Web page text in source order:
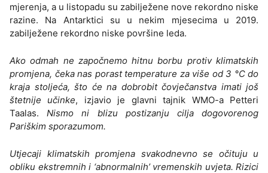
mjerenja, a u listopadu su zabilježene nove rekordno niske
razine. Na Antarktici su u nekim mjesecima u 2019.
zabilježene rekordno niske površine leda.
Ako odmah ne započnemo hitnu borbu protiv klimatskih
promjena, čeka nas porast temperature za više od 3 °C do
kraja stoljeća, što će na dobrobit čovječanstva imati još
štetnije učinke, izjavio je glavni tajnik WMO-a Petteri
Taalas.Nismo ni blizu postizanju cilja dogovorenog
Pariškim sporazumom.
Utjecaji klimatskih promjena svakodnevno se očituju u
obliku ekstremnih i ‘abnormalnih’ vremenskih uvjeta. Rizici